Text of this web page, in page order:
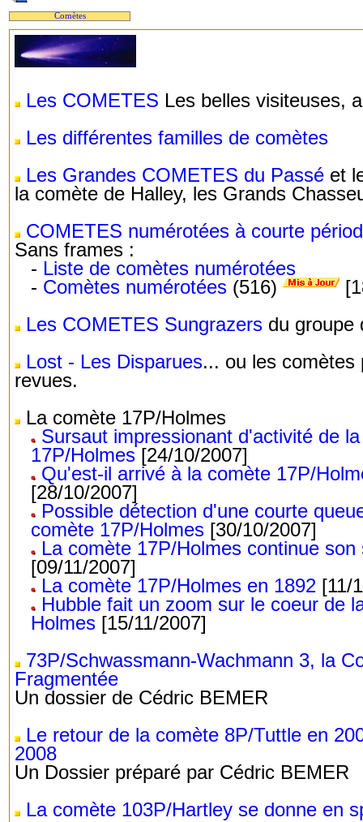
Comètes
Les COMETES Les belles visiteuses,
Les différentes familles de comètes
Les Grandes COMETES du Passé et
la comète de Halley, les Grands
COMETES numérotées à courte
Sans frames :
- Liste de comètes numérotées
- Comètes numérotées (516)
Les COMETES Sungrazers du groupe
Lost - Les Disparues... ou les comètes
revues.
La comète 17P/Holmes
Sursaut impressionant d'activité de
17P/Holmes [24/10/2007]
Qu'est-il arrivé à la comète 17P/
[28/10/2007]
Possible détection d'une courte
comète 17P/Holmes [30/10/2007]
La comète 17P/Holmes continue son
[09/11/2007]
La comète 17P/Holmes en 1892 [11/
Hubble fait un zoom sur le coeur de
Holmes [15/11/2007]
73P/Schwassmann-Wachmann 3, la
Fragmentée
Un dossier de Cédric BEMER
Le retour de la comète 8P/Tuttle en
2008
Un Dossier préparé par Cédric BEMER
La comète 103P/Hartley se donne en